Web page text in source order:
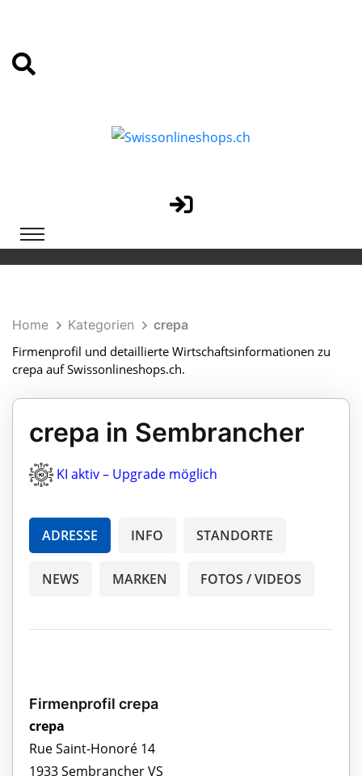
Home Kategorien
crepa
Firmenprofil und detaillierte Wirtschaftsinformationen zu
crepa auf Swissonlineshops.ch.
crepa in Sembrancher
KI aktiv – Upgrade möglich
ADRESSE INFO STANDORTE
NEWS MARKEN FOTOS / VIDEOS
Firmenprofil crepa
crepa
Rue Saint-Honoré 14
1933 Sembrancher VS